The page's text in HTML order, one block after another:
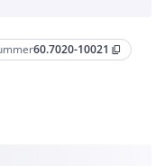
60.7020-10021 content_copy